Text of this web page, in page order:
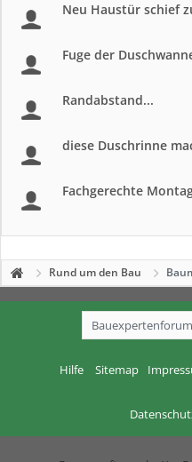
Neu Haustür schief
Fuge der
Randabstand...
diese Duschrinne
Fachgerechte
Rund um den Bau
Bauexpertenforum
Hilfe Sitemap